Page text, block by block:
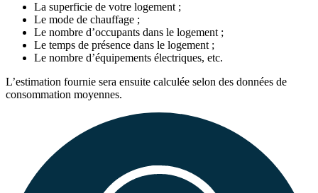
La superficie de votre logement ;
Le mode de chauffage ;
Le nombre d’occupants dans le logement ;
Le temps de présence dans le logement ;
Le nombre d’équipements électriques, etc.
L’estimation fournie sera ensuite calculée selon des données de
consommation moyennes.